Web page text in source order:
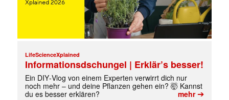
LifeScienceXplained
Informationsdschungel | Erklär’s besser!
Ein DIY‑Vlog von einem Experten verwirrt dich nur
noch mehr – und deine Pflanzen gehen ein? 🤯 Kannst
du es besser erklären?
mehr➔